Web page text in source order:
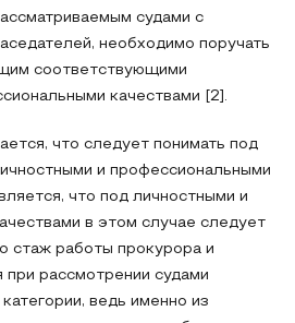
судами с
необходимо поручать
соответствующими
качествами [2].
что следует понимать под
и профессиональными
что под личностными и
в этом случае следует
стаж работы прокурора и
при рассмотрении судами
ведь именно из